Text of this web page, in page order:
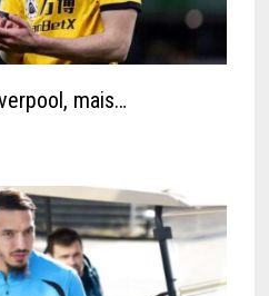
Liverpool, mais…